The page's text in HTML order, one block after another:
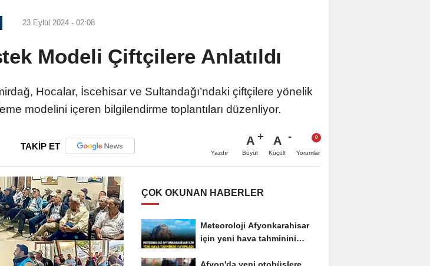
23 Eylül 2024 - 02:08
Modeli Çiftçilere Anlatıldı
Hocalar, İscehisar ve Sultandağı’ndaki çiftçilere yönelik
modelini içeren bilgilendirme toplantıları düzenliyor.
TAKİP ET
Yazdır
A
Büyüt
A
Küçült Yorumlar
ÇOK OKUNAN HABERLER
Meteoroloji Afyonkarahisar
için yeni hava tahminini
Afyon'da yeni otobüslere